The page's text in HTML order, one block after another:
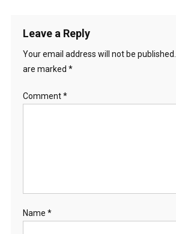
Leave a Reply
Your email address will not be published.
are marked *
Comment*
Name *